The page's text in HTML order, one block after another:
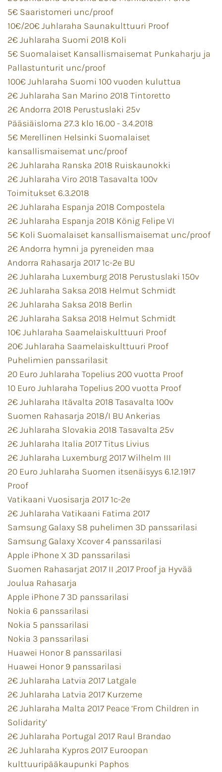
5€ Saaristomeri unc/proof
10€/20€ Juhlaraha Saunakulttuuri Proof
2€ Juhlaraha Suomi 2018 Koli
5€ Suomalaiset Kansallismaisemat Punkaharju ja
Pallastunturit unc/proof
100€ Juhlaraha Suomi 100 vuoden kuluttua
2€ Juhlaraha San Marino 2018 Tintoretto
2€ Andorra 2018 Perustuslaki 25v
Pääsiäisloma 27.3 klo 16.00 - 3.4.2018
5€ Merellinen Helsinki Suomalaiset
kansallismaisemat unc/proof
2€ Juhlaraha Ranska 2018 Ruiskaunokki
2€ Juhlaraha Viro 2018 Tasavalta 100v
Toimitukset 6.3.2018
2€ Juhlaraha Espanja 2018 Compostela
2€ Juhlaraha Espanja 2018 König Felipe VI
5€ Koli Suomalaiset kansallismaisemat unc/proof
2€ Andorra hymni ja pyreneiden maa
Andorra Rahasarja 2017 1c-2e BU
2€ Juhlaraha Luxemburg 2018 Perustuslaki 150v
2€ Juhlaraha Saksa 2018 Helmut Schmidt
2€ Juhlaraha Saksa 2018 Berlin
2€ Juhlaraha Saksa 2018 Helmut Schmidt
10€ Juhlaraha Saamelaiskulttuuri Proof
20€ Juhlaraha Saamelaiskulttuuri Proof
Puhelimien panssarilasit
20 Euro Juhlaraha Topelius 200 vuotta Proof
10 Euro Juhlaraha Topelius 200 vuotta Proof
2€ Juhlaraha Itävalta 2018 Tasavalta 100v
Suomen Rahasarja 2018/I BU Ankerias
2€ Juhlaraha Slovakia 2018 Tasavalta 25v
2€ Juhlaraha Italia 2017 Titus Livius
2€ Juhlaraha Luxemburg 2017 Wilhelm III
20 Euro Juhlaraha Suomen itsenäisyys 6.12.1917
Proof
Vatikaani Vuosisarja 2017 1c-2e
2€ Juhlaraha Vatikaani Fatima 2017
Samsung Galaxy S8 puhelimen 3D panssarilasi
Samsung Galaxy Xcover 4 panssarilasi
Apple iPhone X 3D panssarilasi
Suomen Rahasarjat 2017 II ,2017 Proof ja Hyvää
Joulua Rahasarja
Apple iPhone 7 3D panssarilasi
Nokia 6 panssarilasi
Nokia 5 panssarilasi
Nokia 3 panssarilasi
Huawei Honor 8 panssarilasi
Huawei Honor 9 panssarilasi
2€ Juhlaraha Latvia 2017 Latgale
2€ Juhlaraha Latvia 2017 Kurzeme
2€ Juhlaraha Malta 2017 Peace ‘From Children in
Solidarity’
2€ Juhlaraha Portugal 2017 Raul Brandao
2€ Juhlaraha Kypros 2017 Euroopan
kulttuuripääkaupunki Paphos